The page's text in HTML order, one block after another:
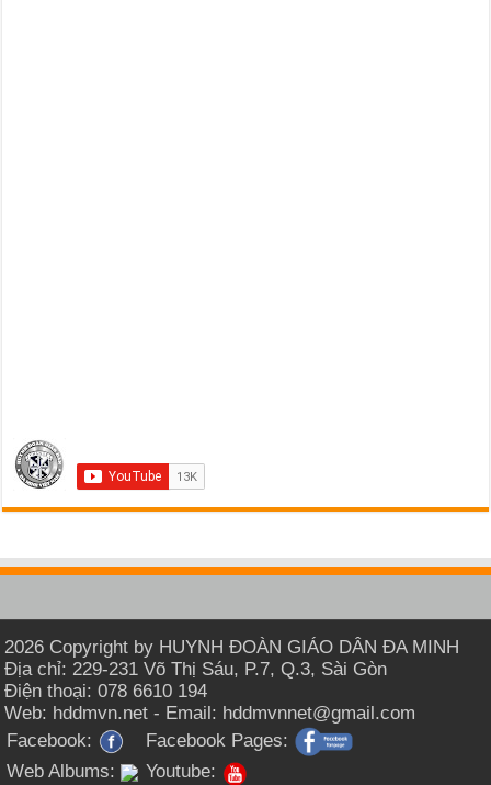
2026 Copyright by HUYNH ĐOÀN GIÁO DÂN ĐA MINH
Địa chỉ: 229-231 Võ Thị Sáu, P.7, Q.3, Sài Gòn
Điện thoại: 078 6610 194
Web: hddmvn.net - Email: hddmvnnet@gmail.com
Facebook:
Facebook Pages:
Web Albums:
Youtube: